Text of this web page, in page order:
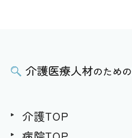
介護TOP